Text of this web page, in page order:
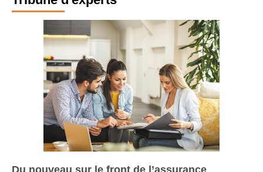
Tribune d'experts